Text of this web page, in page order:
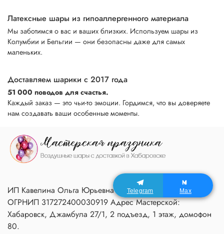
Латексные шары из гипоаллергенного материала
Мы заботимся о вас и ваших близких. Используем шары из
Колумбии и Бельгии — они безопасны даже для самых
маленьких.
Доставляем шарики с 2017 года
51 000 поводов для счастья.
Каждый заказ — это чьи-то эмоции. Гордимся, что вы доверяете
нам создавать ваши особенные моменты.
ИП Кавелина Ольга Юрьевна ИНН 270604366791
ОГРНИП 317272400030919 Адрес Мастерской:
Хабаровск, Джамбула 27/1, 2 подъезд, 1 этаж, домофон
80.
Telegram Max